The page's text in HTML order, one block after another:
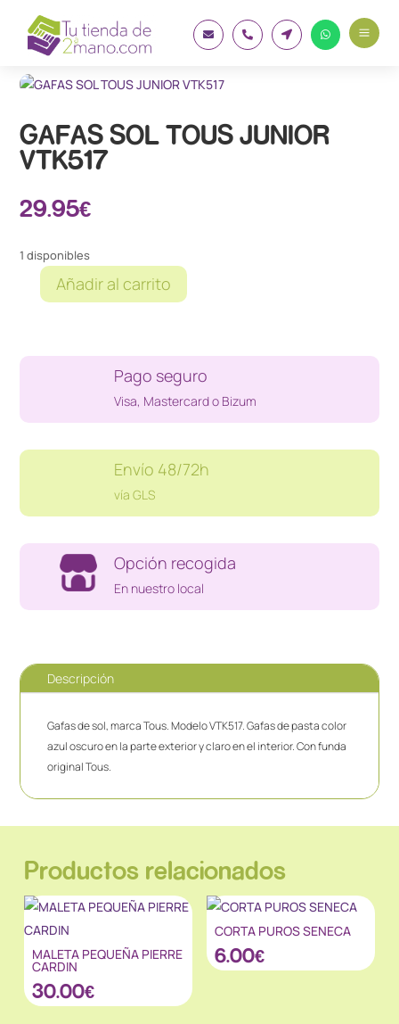
    a
GAFAS SOL TOUS JUNIOR
VTK517
29.95€
1 disponibles
GAFAS
JUNIOR
Añadir al carrito
Pago seguro
Visa, Mastercard o Bizum
Envío 48/72h
vía GLS
Opción recogida
En nuestro local
Descripción
Gafas de sol, marca Tous. Modelo VTK517. Gafas de pasta color
azul oscuro en la parte exterior y claro en el interior. Con funda
original Tous.
Productos relacionados
MALETA PEQUEÑA PIERRE
CARDIN
30.00€
CORTA PUROS SENECA
6.00€